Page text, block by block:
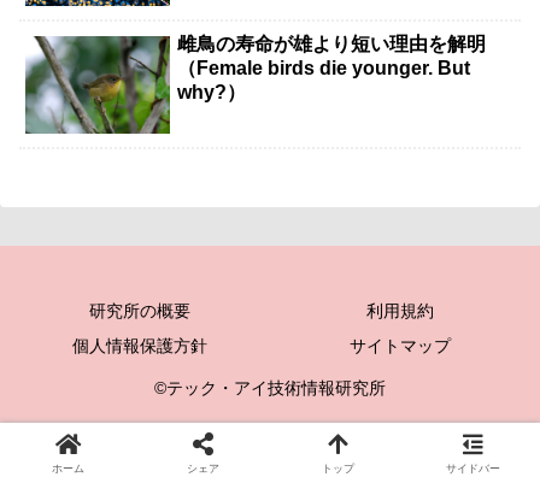
雌鳥の寿命が雄より短い理由を解明
（Female birds die younger. But
why?）
研究所の概要
利用規約
個人情報保護方針
サイトマップ
©テック・アイ技術情報研究所
ホーム シェア トップ サイドバー